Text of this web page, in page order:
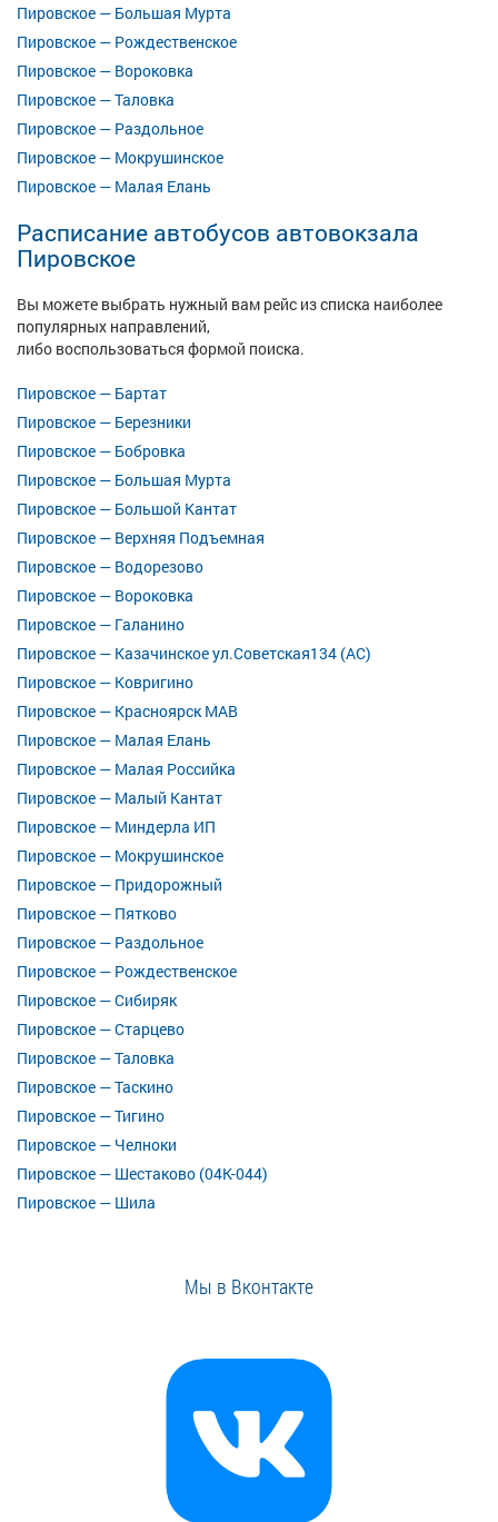
Пировское — Большая Мурта
Пировское — Рождественское
Пировское — Вороковка
Пировское — Таловка
Пировское — Раздольное
Пировское — Мокрушинское
Пировское — Малая Елань
Расписание автобусов автовокзала
Пировское
Вы можете выбрать нужный вам рейс из списка наиболее
популярных направлений,
либо воспользоваться формой поиска.
Пировское — Бартат
Пировское — Березники
Пировское — Бобровка
Пировское — Большая Мурта
Пировское — Большой Кантат
Пировское — Верхняя Подъемная
Пировское — Водорезово
Пировское — Вороковка
Пировское — Галанино
Пировское — Казачинское ул.Советская134 (АС)
Пировское — Ковригино
Пировское — Красноярск МАВ
Пировское — Малая Елань
Пировское — Малая Российка
Пировское — Малый Кантат
Пировское — Миндерла ИП
Пировское — Мокрушинское
Пировское — Придорожный
Пировское — Пятково
Пировское — Раздольное
Пировское — Рождественское
Пировское — Сибиряк
Пировское — Старцево
Пировское — Таловка
Пировское — Таскино
Пировское — Тигино
Пировское — Челноки
Пировское — Шестаково (04К-044)
Пировское — Шила
Мы в Вконтакте